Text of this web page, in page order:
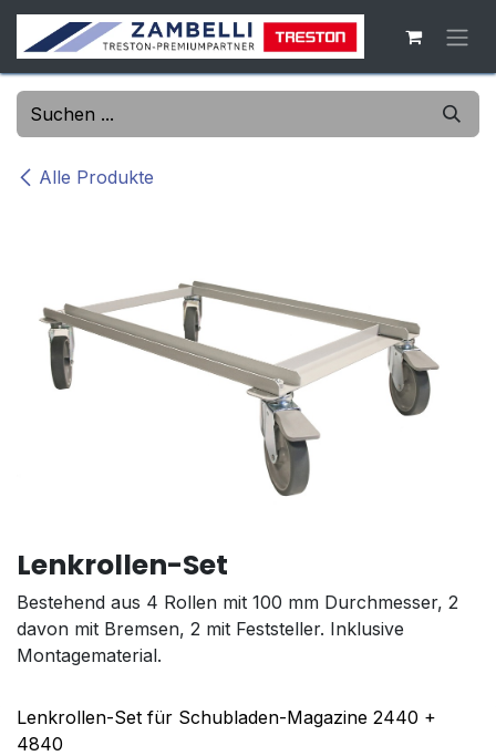
Zum Inhalt springen
Alle Produkte
Lenkrollen-Set
Bestehend aus 4 Rollen mit 100 mm Durchmesser, 2
davon mit Bremsen, 2 mit Feststeller. Inklusive
Montagematerial.
Lenkrollen-Set für Schubladen-Magazine 2440 +
4840